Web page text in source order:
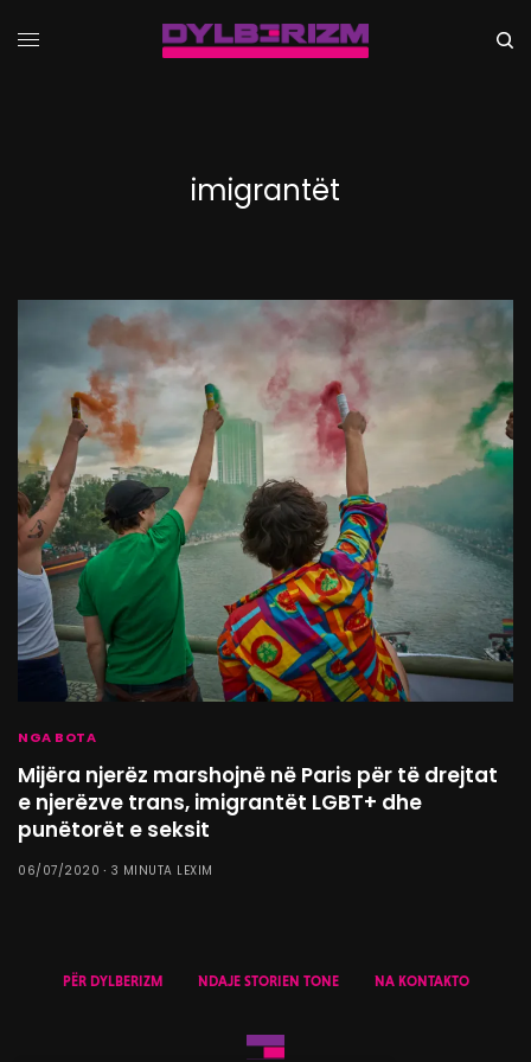
imigrantët
NGA BOTA
Mijëra njerëz marshojnë në Paris për të drejtat
e njerëzve trans, imigrantët LGBT+ dhe
punëtorët e seksit
06/07/2020 3 MINUTA LEXIM
PËR DYLBERIZM NDAJE STORIEN TONE NA KONTAKTO